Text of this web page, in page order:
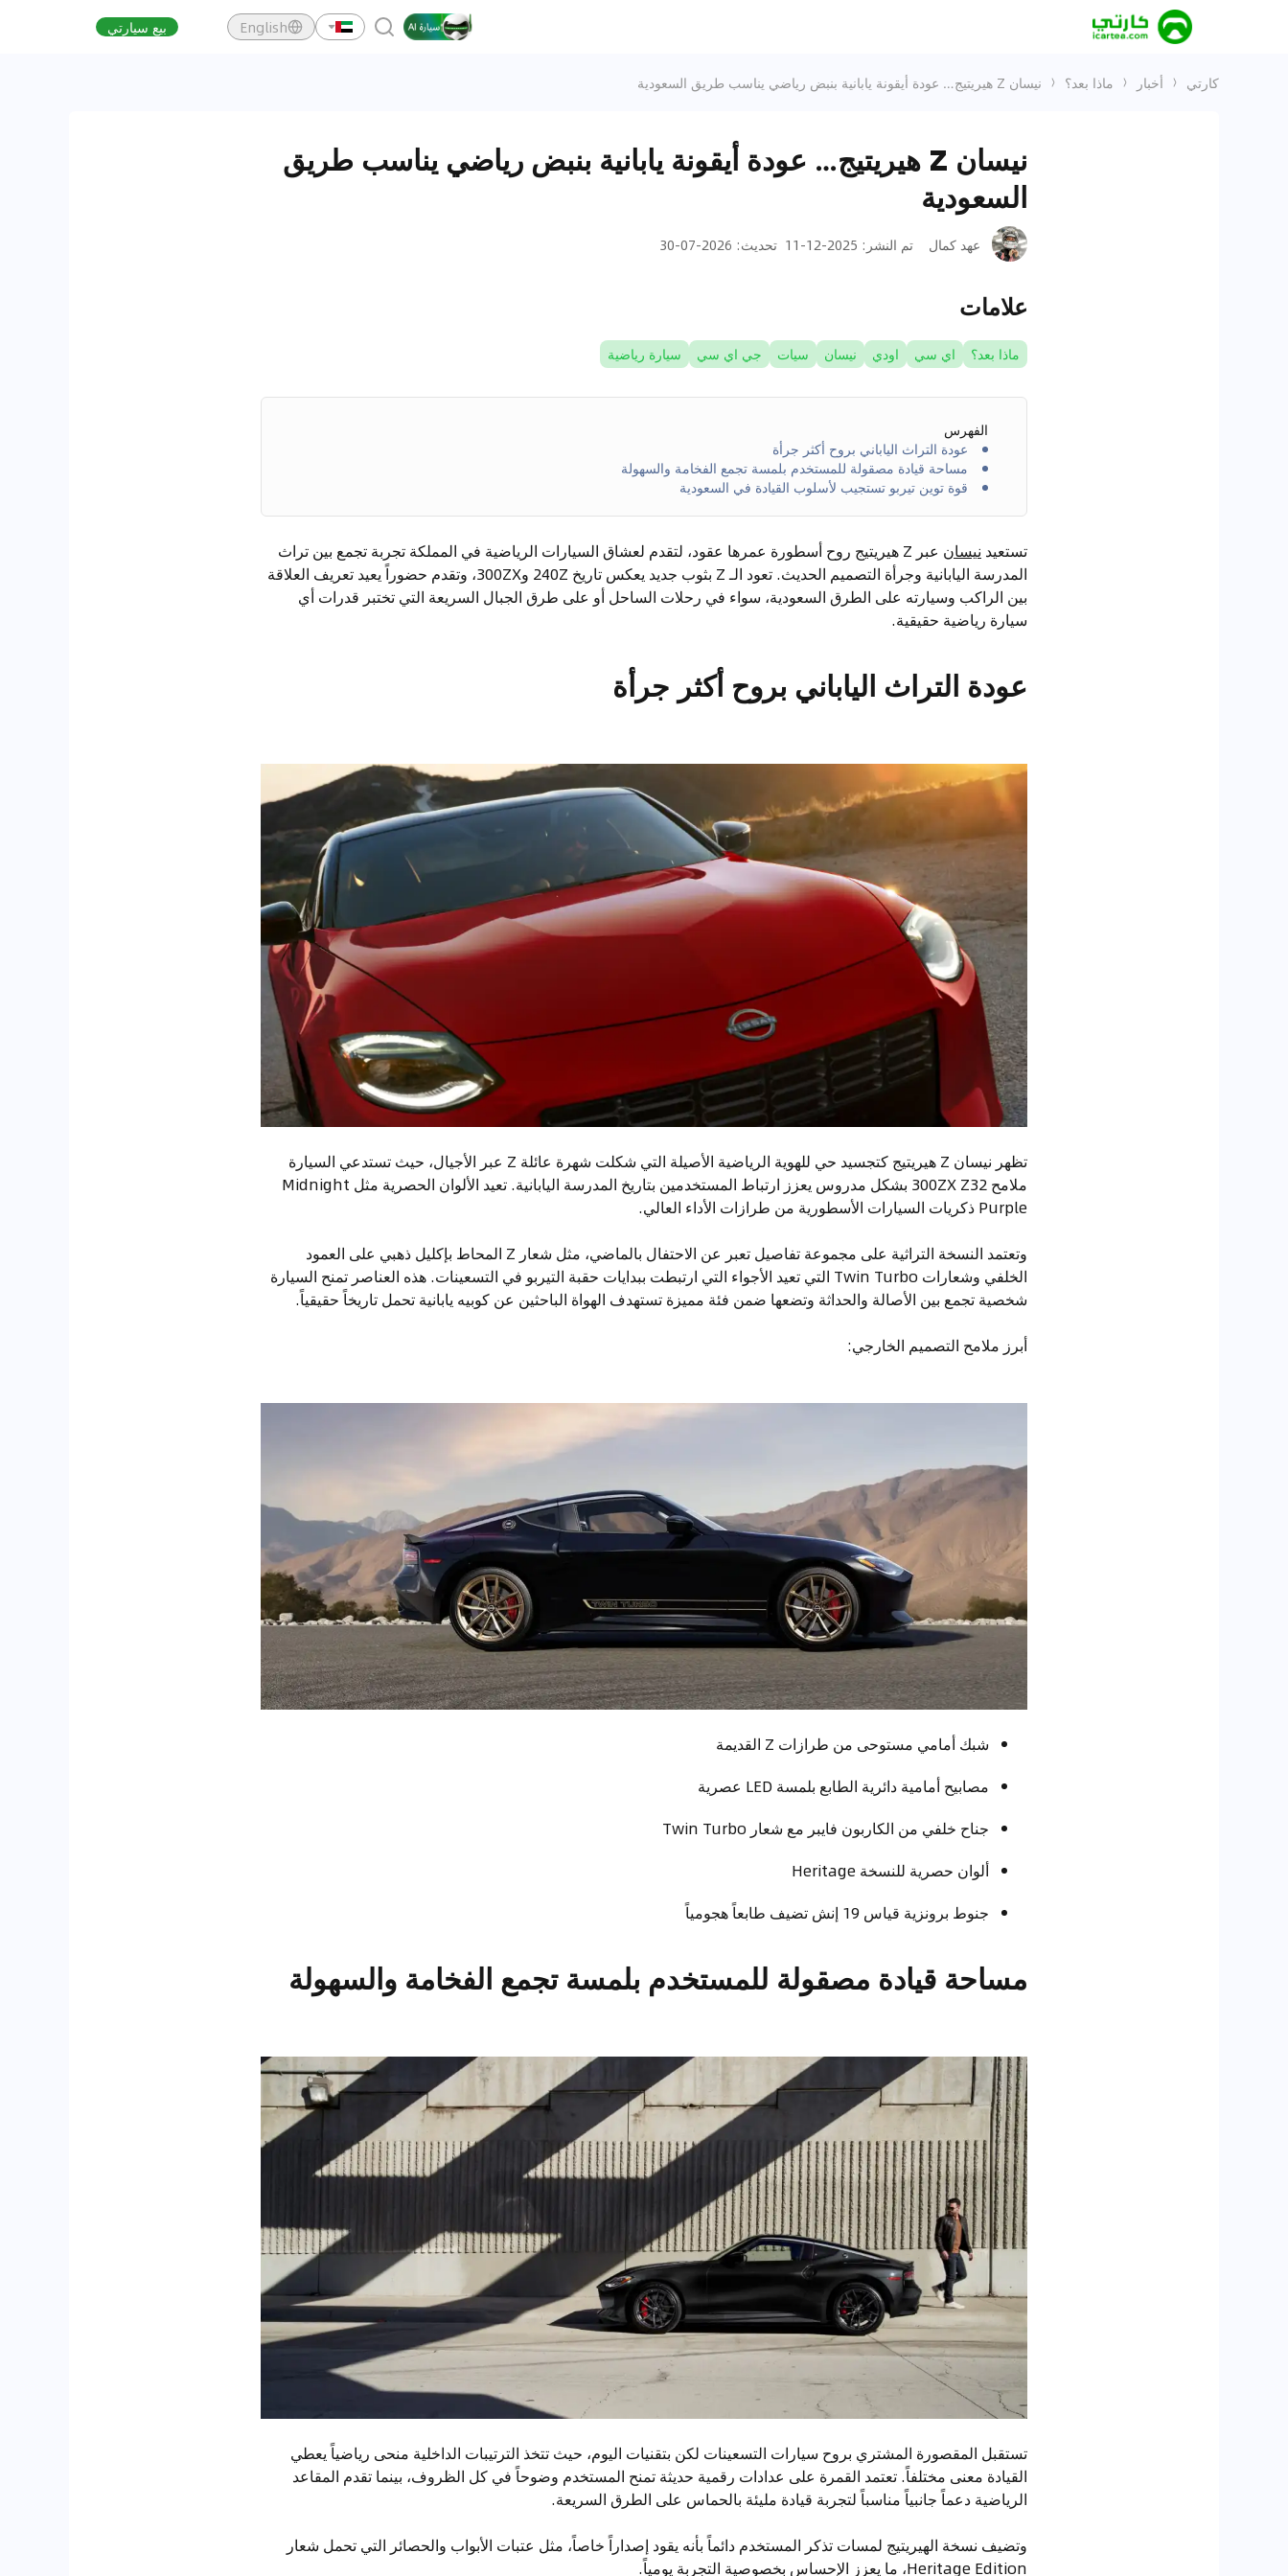
English بيع سيارتي
كارتي أخبار ماذا بعد؟ نيسان Z هيريتيج… عودة أيقونة يابانية بنبض رياضي يناسب طريق السعودية
نيسان Z هيريتيج… عودة أيقونة يابانية بنبض رياضي يناسب طريق
السعودية
عهد كمال تم النشر :
2025-12-11 تحديث:
2026-07-30
علامات
ماذا بعد؟ اي سي اودي نيسان سيات جي اي سي سيارة رياضية
الفهرس
عودة التراث الياباني بروح أكثر جرأة
مساحة قيادة مصقولة للمستخدم بلمسة تجمع الفخامة والسهولة
قوة توين تيربو تستجيب لأسلوب القيادة في السعودية
تستعيد نيسان
عبر Z هيريتيج روح أسطورة عمرها عقود، لتقدم لعشاق السيارات الرياضية في المملكة تجربة تجمع بين تراث
المدرسة اليابانية وجرأة التصميم الحديث. تعود الـ Z بثوب جديد يعكس تاريخ 240Z و300ZX، وتقدم حضوراً يعيد تعريف العلاقة
بين الراكب وسيارته على الطرق السعودية، سواء في رحلات الساحل أو على طرق الجبال السريعة التي تختبر قدرات أي
سيارة رياضية حقيقية.
عودة التراث الياباني بروح أكثر جرأة
تظهر نيسان Z هيريتيج كتجسيد حي للهوية الرياضية الأصيلة التي شكلت شهرة عائلة Z عبر الأجيال، حيث تستدعي السيارة
ملامح 300ZX Z32 بشكل مدروس يعزز ارتباط المستخدمين بتاريخ المدرسة اليابانية. تعيد الألوان الحصرية مثل Midnight
Purple ذكريات السيارات الأسطورية من طرازات الأداء العالي.
وتعتمد النسخة التراثية على مجموعة تفاصيل تعبر عن الاحتفال بالماضي، مثل شعار Z المحاط بإكليل ذهبي على العمود
الخلفي وشعارات Twin Turbo التي تعيد الأجواء التي ارتبطت ببدايات حقبة التيربو في التسعينات. هذه العناصر تمنح السيارة
شخصية تجمع بين الأصالة والحداثة وتضعها ضمن فئة مميزة تستهدف الهواة الباحثين عن كوبيه يابانية تحمل تاريخاً حقيقياً.
أبرز ملامح التصميم الخارجي:
شبك أمامي مستوحى من طرازات Z القديمة
مصابيح أمامية دائرية الطابع بلمسة LED عصرية
جناح خلفي من الكاربون فايبر مع شعار Twin Turbo
ألوان حصرية للنسخة Heritage
جنوط برونزية قياس 19 إنش تضيف طابعاً هجومياً
مساحة قيادة مصقولة للمستخدم بلمسة تجمع الفخامة والسهولة
تستقبل المقصورة المشتري بروح سيارات التسعينات لكن بتقنيات اليوم، حيث تتخذ الترتيبات الداخلية منحى رياضياً يعطي
القيادة معنى مختلفاً. تعتمد القمرة على عدادات رقمية حديثة تمنح المستخدم وضوحاً في كل الظروف، بينما تقدم المقاعد
الرياضية دعماً جانبياً مناسباً لتجربة قيادة مليئة بالحماس على الطرق السريعة.
وتضيف نسخة الهيريتيج لمسات تذكر المستخدم دائماً بأنه يقود إصداراً خاصاً، مثل عتبات الأبواب والحصائر التي تحمل شعار
Heritage Edition، ما يعزز الإحساس بخصوصية التجربة يومياً.